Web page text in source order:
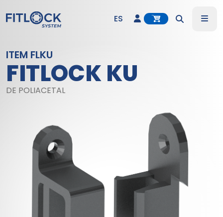
Account
EN
ES Search
ITEM FLKU
FITLOCK KU
DE POLIACETAL